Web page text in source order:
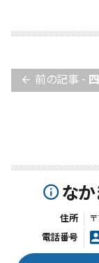
arrow_back 前の記事 - 四十
info_outlineな
住所
電話番号